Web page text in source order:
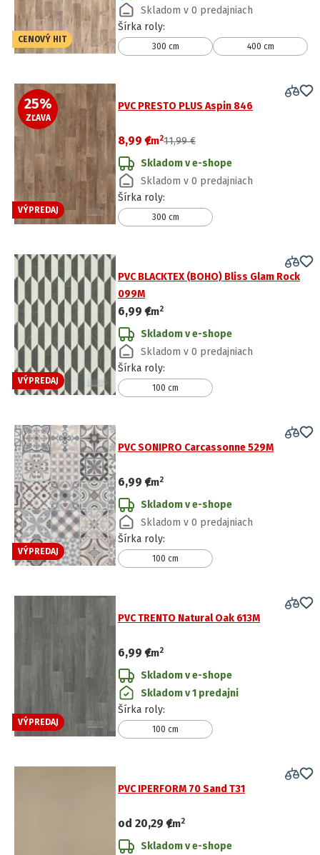
CENOVÝ HIT
Skladom v 0 predajniach
Šírka roly:
300 cm 400 cm
25%
ZĽAVA
VÝPREDAJ
PVC PRESTO PLUS Aspin 846
8,99 €
/m211,99 €
Skladom v e-shope
Skladom v 0 predajniach
Šírka roly:
300 cm
VÝPREDAJ
PVC BLACKTEX (BOHO) Bliss Glam Rock
099M
6,99 €
/m2
Skladom v e-shope
Skladom v 0 predajniach
Šírka roly:
100 cm
VÝPREDAJ
PVC SONIPRO Carcassonne 529M
6,99 €
/m2
Skladom v e-shope
Skladom v 0 predajniach
Šírka roly:
100 cm
VÝPREDAJ
PVC TRENTO Natural Oak 613M
6,99 €
/m2
Skladom v e-shope
Skladom v 1 predajni
Šírka roly:
100 cm
PVC IPERFORM 70 Sand T31
od 20,29 €
/m2
Skladom v e-shope